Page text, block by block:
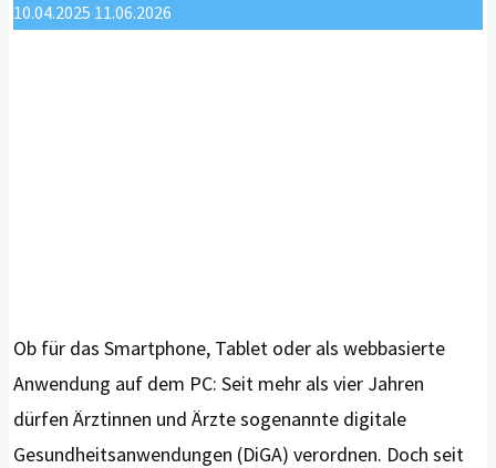
10.04.2025 11.06.2026
Ob für das Smartphone, Tablet oder als webbasierte
Anwendung auf dem PC: Seit mehr als vier Jahren
dürfen Ärztinnen und Ärzte sogenannte digitale
Gesundheitsanwendungen (DiGA) verordnen. Doch seit